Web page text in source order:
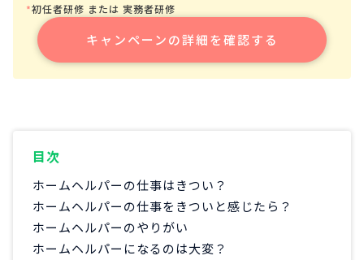
*初任者研修 または 実務者研修
キャンペーンの詳細を確認する
目次
ホームヘルパーの仕事はきつい？
ホームヘルパーの仕事をきついと感じたら？
ホームヘルパーのやりがい
ホームヘルパーになるのは大変？